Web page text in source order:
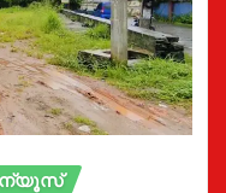
ന്യൂസ്